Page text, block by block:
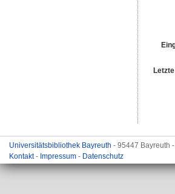
Universitätsbibliothek Bayreuth - 95447 Bayreuth
Kontakt- Impressum - Datenschutz